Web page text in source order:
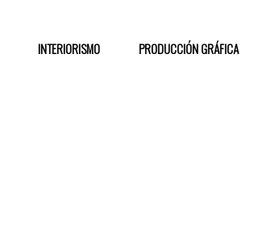
INTERIORISMO PRODUCCIÓN GRÁFICA